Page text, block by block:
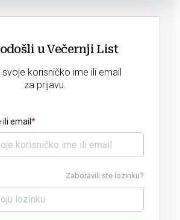
u Večernji List
svoje korisničko ime ili email
za prijavu.
ili email
Zaboravili ste lozinku?